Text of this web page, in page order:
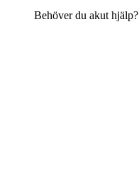
Behöver du akut hjälp?